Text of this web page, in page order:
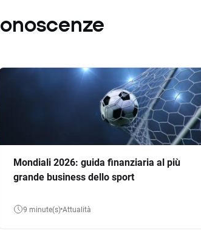
Mondiali 2026: guida finanziaria al più
grande business dello sport
9 minute(s) Attualità